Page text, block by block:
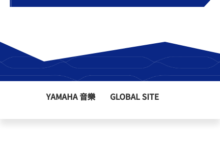
YAMAHA 音樂 GLOBAL SITE